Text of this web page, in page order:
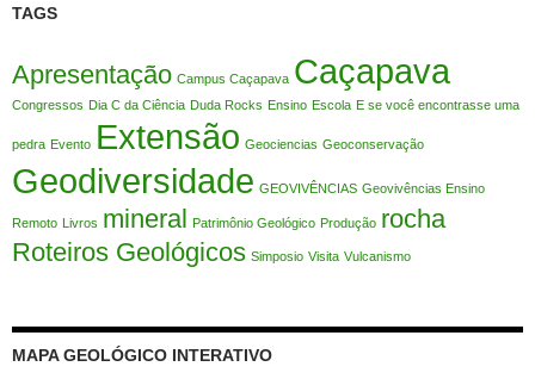
TAGS
Apresentação Campus Caçapava Caçapava
Congressos Dia C da Ciência Duda Rocks Ensino Escola E se você encontrasse uma
pedra Evento Extensão Geociencias Geoconservação
Geodiversidade GEOVIVÊNCIAS Geovivências Ensino
Remoto Livros mineral Patrimônio Geológico Produção rocha
Roteiros Geológicos Simposio Visita Vulcanismo
MAPA GEOLÓGICO INTERATIVO